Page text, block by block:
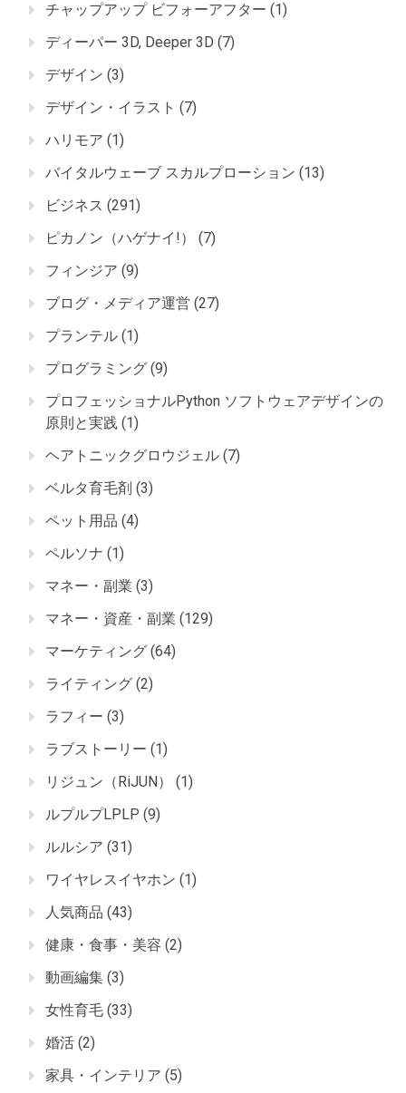
チャップアップ ビフォーアフター (1)
ディーパー 3D, Deeper 3D (7)
デザイン (3)
デザイン・イラスト (7)
ハリモア (1)
バイタルウェーブ スカルプローション (13)
ビジネス (291)
ピカノン（ハゲナイ!）
(7)
フィンジア (9)
ブログ・メディア運営 (27)
プランテル (1)
プログラミング (9)
プロフェッショナルPython ソフトウェアデザインの
原則と実践 (1)
ヘアトニックグロウジェル (7)
ベルタ育毛剤 (3)
ペット用品 (4)
ペルソナ (1)
マネー・副業 (3)
マネー・資産・副業 (129)
マーケティング (64)
ライティング (2)
ラフィー (3)
ラブストーリー (1)
リジュン（RiJUN）
(1)
ルプルプLPLP (9)
ルルシア (31)
ワイヤレスイヤホン (1)
人気商品 (43)
健康・食事・美容 (2)
動画編集 (3)
女性育毛 (33)
婚活 (2)
家具・インテリア (5)